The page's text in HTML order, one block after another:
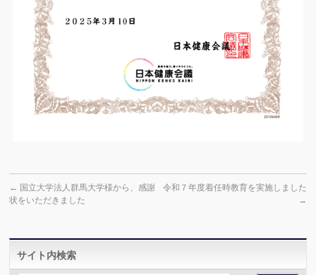
← 国立大学法人群馬大学様から、感謝
状をいただきました
令和７年度着任時教育を実施しました
→
サイト内検索